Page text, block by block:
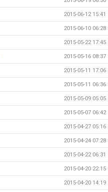
2015-06-12 15:41
2015-06-10 06:28
2015-05-22 17:45
2015-05-16 08:37
2015-05-11 17:06
2015-05-11 06:36
2015-05-09 05:05
2015-05-07 06:42
2015-04-27 05:16
2015-04-24 07:28
2015-04-22 06:31
2015-04-20 22:15
2015-04-20 14:19